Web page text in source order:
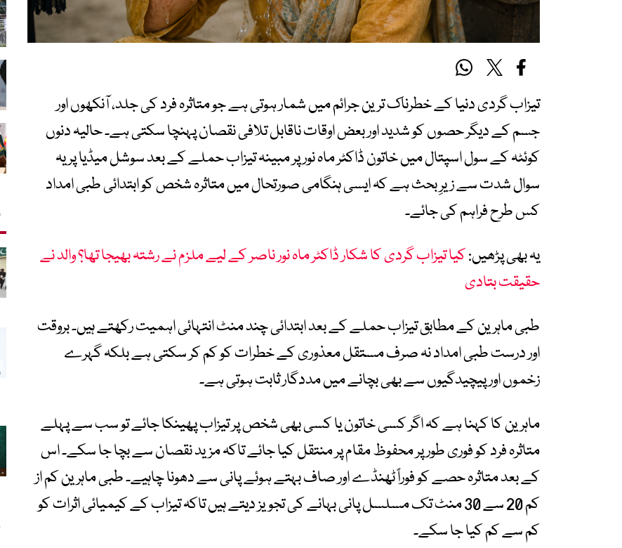
تیزاب گردی دنیا کے خطرناک ترین جرائم میں شمار ہوتی ہے جو متاثرہ فرد کی جلد، آنکھوں اور
جسم کے دیگر حصوں کو شدید اور بعض اوقات ناقابل تلافی نقصان پہنچا سکتی ہے۔ حالیہ دنوں
کوئٹہ کے سول اسپتال میں خاتون ڈاکٹر ماہ نور پر مبینہ تیزاب حملے کے بعد سوشل میڈیا پر یہ
سوال شدت سے زیرِ بحث ہے کہ ایسی ہنگامی صورتحال میں متاثرہ شخص کو ابتدائی طبی امداد
کس طرح فراہم کی جائے۔
یہ بھی پڑھیں:کیا تیزاب گردی کا شکار ڈاکٹر ماہ نور ناصر کے لیے ملزم نے رشتہ بھیجا تھا؟ والد نے
حقیقت بتادی
طبی ماہرین کے مطابق تیزاب حملے کے بعد ابتدائی چند منٹ انتہائی اہمیت رکھتے ہیں۔ بروقت
اور درست طبی امداد نہ صرف مستقل معذوری کے خطرات کو کم کر سکتی ہے بلکہ گہرے
زخموں اور پیچیدگیوں سے بھی بچانے میں مددگار ثابت ہوتی ہے۔
ماہرین کا کہنا ہے کہ اگر کسی خاتون یا کسی بھی شخص پر تیزاب پھینکا جائے تو سب سے پہلے
متاثرہ فرد کو فوری طور پر محفوظ مقام پر منتقل کیا جائے تاکہ مزید نقصان سے بچا جا سکے۔ اس
کے بعد متاثرہ حصے کو فوراً ٹھنڈے اور صاف بہتے ہوئے پانی سے دھونا چاہیے۔ طبی ماہرین کم از
کم 20 سے 30 منٹ تک مسلسل پانی بہانے کی تجویز دیتے ہیں تاکہ تیزاب کے کیمیائی اثرات کو
کم سے کم کیا جا سکے۔